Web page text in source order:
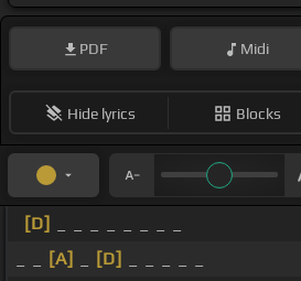
PDF Midi
Hide lyrics Blocks
[D]
[A] [D]